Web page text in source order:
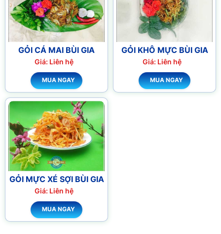
GỎI CÁ MAI BÙI GIA
Giá: Liên hệ
MUA NGAY
GỎI KHÔ MỰC BÙI GIA
Giá: Liên hệ
MUA NGAY
GỎI MỰC XÉ SỢI BÙI GIA
Giá: Liên hệ
MUA NGAY